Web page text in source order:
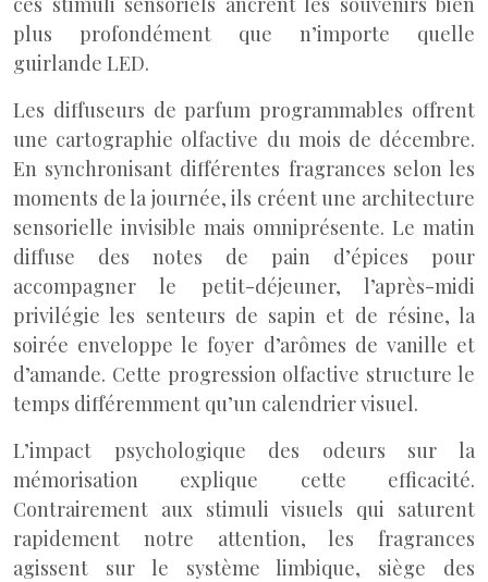
plus profondément que n’importe quelle
guirlande LED.
Les diffuseurs de parfum programmables offrent
une cartographie olfactive du mois de décembre.
En synchronisant différentes fragrances selon les
moments de la journée, ils créent une architecture
sensorielle invisible mais omniprésente. Le matin
diffuse des notes de pain d’épices pour
accompagner le petit-déjeuner, l’après-midi
privilégie les senteurs de sapin et de résine, la
soirée enveloppe le foyer d’arômes de vanille et
d’amande. Cette progression olfactive structure le
temps différemment qu’un calendrier visuel.
L’impact psychologique des odeurs sur la
mémorisation explique cette efficacité.
Contrairement aux stimuli visuels qui saturent
rapidement notre attention, les fragrances
agissent sur le système limbique, siège des